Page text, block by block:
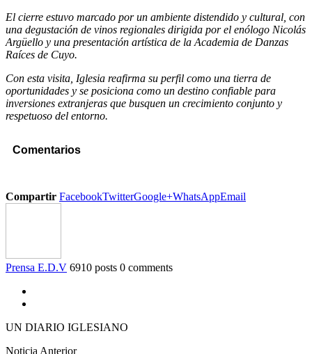
El cierre estuvo marcado por un ambiente distendido y cultural, con
una degustación de vinos regionales dirigida por el enólogo Nicolás
Argüello y una presentación artística de la Academia de Danzas
Raíces de Cuyo.
Con esta visita, Iglesia reafirma su perfil como una tierra de
oportunidades y se posiciona como un destino confiable para
inversiones extranjeras que busquen un crecimiento conjunto y
respetuoso del entorno.
Comentarios
Compartir FacebookTwitterGoogle+WhatsAppEmail
Prensa E.D.V 6910 posts 0 comments
UN DIARIO IGLESIANO
Noticia Anterior